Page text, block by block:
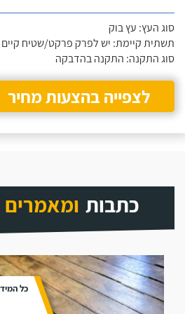
סוג העץ: עץ בוק
תשתית קיימת: יש לפרק פרקט/שטיח קיים
סוג התקנה: התקנה בהדבקה
לצפייה בהצעות מחיר
כתבות ומאמרים
כל